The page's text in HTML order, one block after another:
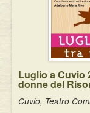
Luglio a Cuvio
donne del
Cuvio, Teatro